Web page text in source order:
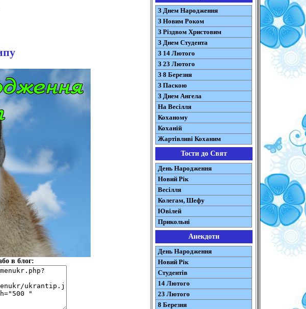
в блог:
З Днем Народження
З Новим Роком
З Різдвом Христовим
З Днем Студента
З 14 Лютого
З 23 Лютого
З 8 Березня
З Паскою
З Днем Ангела
На Весілля
Коханому
Коханій
Жартівливі Коханим
Тости до Свят
День Народження
Новий Рік
Весілля
Колегам, Шефу
Ювілей
Прикольні
Анекдоти
День Народження
Новий Рік
Студентів
14 Лютого
23 Лютого
8 Березня